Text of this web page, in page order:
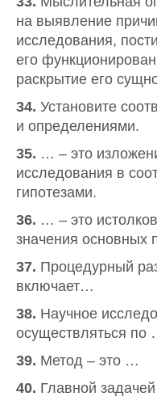
на выявление
исследования,
его
раскрытие его
34. Установите
и определениями.
35. … – это
исследования в
гипотезами.
36. … – это
значения основных
37. Процедурный
включает…
38. Научное
осуществляться по
39. Метод – это …
40. Главной